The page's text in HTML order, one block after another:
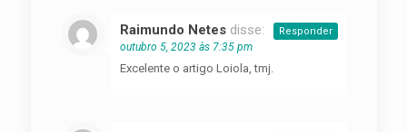
Raimundo Netes disse:
outubro 5, 2023 às 7:35 pm
Excelente o artigo Loiola, tmj.
Responder